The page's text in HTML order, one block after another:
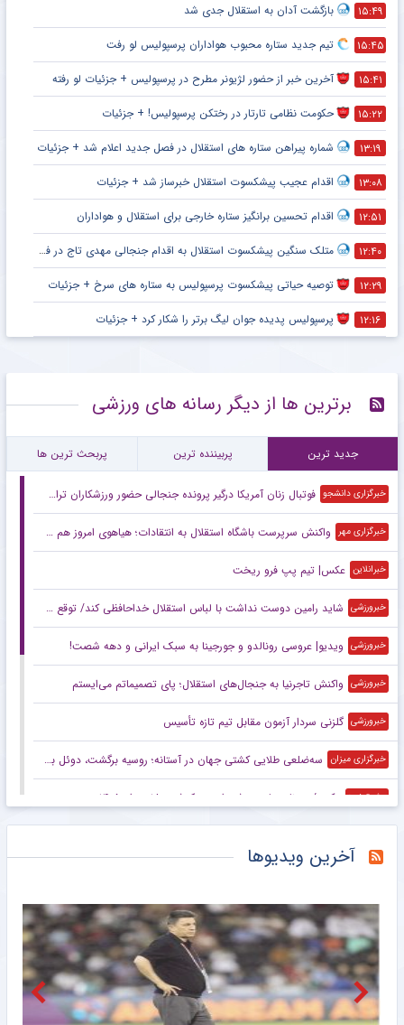
۱۵:۴۹ بازگشت آدان به استقلال جدی شد
۱۵:۴۵ تیم جدید ستاره محبوب هواداران پرسپولیس لو رفت
۱۵:۴۱ آخرین خبر از حضور لژیونر مطرح در پرسپولیس + جزئیات لو رفته
۱۵:۲۲ حکومت نظامی تارتار در رختکن پرسپولیس! + جزئیات
۱۳:۱۹ شماره پیراهن ستاره های استقلال در فصل جدید اعلام شد + جزئیات
۱۳:۰۸ اقدام عجیب پیشکسوت استقلال خبرساز شد + جزئیات
۱۲:۵۱ اقدام تحسین برانگیز ستاره خارجی برای استقلال و هواداران
۱۲:۴۰ متلک سنگین پیشکسوت استقلال به اقدام جنجالی مهدی تاج در فدراسیون فوتبال
۱۲:۲۹ توصیه حیاتی پیشکسوت پرسپولیس به ستاره های سرخ + جزئیات
۱۲:۱۶ پرسپولیس پدیده جوان لیگ برتر را شکار کرد + جزئیات
برترین ها از دیگر رسانه های ورزشی
جدید ترین پربیننده ترین پربحث ترین ها
خبرگزاری دانشجو فوتبال زنان آمریکا درگیر پرونده جنجالی حضور ورزشکاران تراجنسیتی
خبرگزاری مهر واکنش سرپرست باشگاه استقلال به انتقادات؛ هیاهوی امروز هم می‌گذرد!
خبرانلاین عکس| تیم پپ فرو ریخت
خبرورزشی شاید رامین دوست نداشت با لباس استقلال خداحافظی کند/ توقع چندانی از این استقلال نداریم/ این پنجره بسته حاصل شوک‌های مدیریتی است
خبرورزشی ویدیو| عروسی رونالدو و جورجینا به سبک ایرانی و دهه شصت!
خبرورزشی واکنش تاجرنیا به جنجال‌های استقلال؛ پای تصمیماتم می‌ایستم
خبرورزشی گلزنی سردار آزمون مقابل تیم تازه تأسیس
خبرگزاری میزان سه‌ضلعی طلایی کشتی جهان در آستانه؛ روسیه برگشت، دوئل بزرگ ایران و آمریکا
مشرق نیوز عکس/ روزنامه‌های ورزشی امروز یک‌شنبه ۱۸ مرداد ۱۴۰۵
خبرگزاری مهر واکنش تند فیفا به تلاش‌ها برای برکناری اینفانتینو
خبرگزاری مهر تیم ملی زنان در انتظار فیفادی؛ دو بازی تدارکاتی و یک سؤال درباره نیمکت
خبرگزاری مهر پرسپولیس و نخستین چالش حقوقی برای «سرمربی» پیش از آغاز لیگ برتر
آخرین ویدیوها